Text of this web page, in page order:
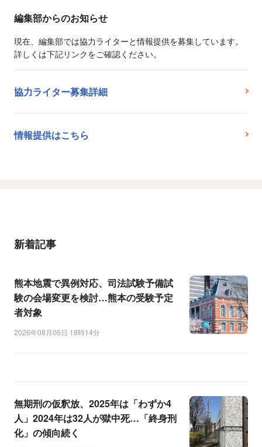
編集部からのお知らせ
現在、編集部では協力ライターと情報提供を募集しています。
詳しくは下記リンクをご確認ください。
協力ライター募集詳細
情報提供はこちら
新着記事
熊本地震で異例対応、司法試験予備試
験の会場変更を検討…熊本の受験予定
者対象
2026年08月06日 18時14分
無期刑の仮釈放、2025年は「わずか4
人」2024年は32人が獄中死…「終身刑
化」の傾向続く